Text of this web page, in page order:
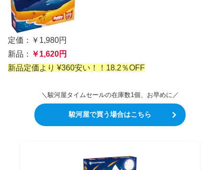
定価：￥1,980円
新品： ￥1,620円
新品定価より ¥360安い！！18.2％OFF
＼駿河屋タイムセールの在庫数1個、お早めに／
駿河屋で買う場合はこちら